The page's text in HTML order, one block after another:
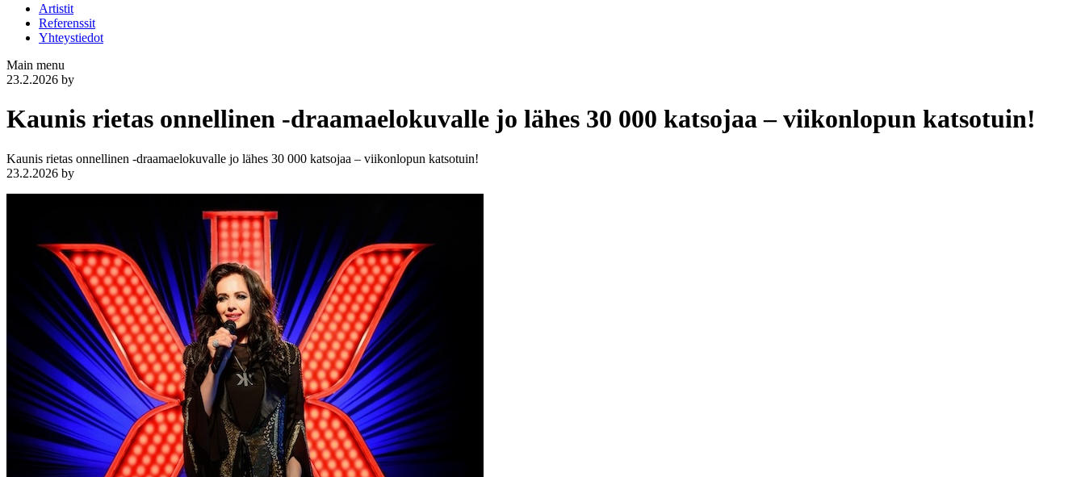
Artistit
Referenssit
Yhteystiedot
Main menu
23.2.2026 by
Kaunis rietas onnellinen -draamaelokuvalle jo lähes 30 000 katsojaa – viikonlopun katsotuin!
Kaunis rietas onnellinen -draamaelokuvalle jo lähes 30 000 katsojaa – viikonlopun katsotuin!
23.2.2026 by